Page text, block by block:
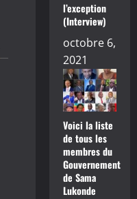
l’exception
(Interview)
octobre 6,
2021
Voici la liste
de tous les
membres du
Gouvernement
de Sama
Lukonde